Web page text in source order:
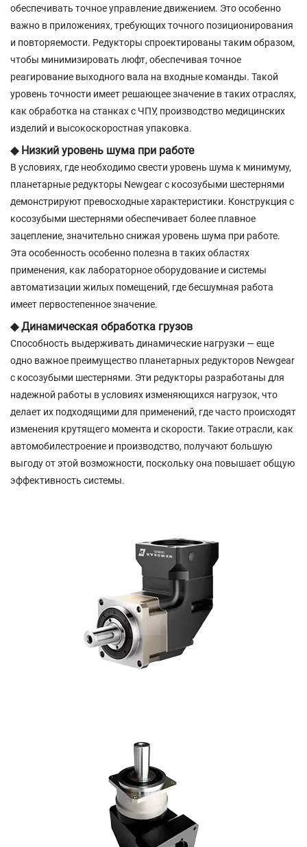
обеспечивать точное управление движением. Это особенно
важно в приложениях, требующих точного позиционирования
и повторяемости. Редукторы спроектированы таким образом,
чтобы минимизировать люфт, обеспечивая точное
реагирование выходного вала на входные команды. Такой
уровень точности имеет решающее значение в таких отраслях,
как обработка на станках с ЧПУ, производство медицинских
изделий и высокоскоростная упаковка.
◆ Низкий уровень шума при работе
В условиях, где необходимо свести уровень шума к минимуму,
планетарные редукторы Newgear с косозубыми шестернями
демонстрируют превосходные характеристики. Конструкция с
косозубыми шестернями обеспечивает более плавное
зацепление, значительно снижая уровень шума при работе.
Эта особенность особенно полезна в таких областях
применения, как лабораторное оборудование и системы
автоматизации жилых помещений, где бесшумная работа
имеет первостепенное значение.
◆ Динамическая обработка грузов
Способность выдерживать динамические нагрузки — еще
одно важное преимущество планетарных редукторов Newgear
с косозубыми шестернями. Эти редукторы разработаны для
надежной работы в условиях изменяющихся нагрузок, что
делает их подходящими для применений, где часто происходят
изменения крутящего момента и скорости. Такие отрасли, как
автомобилестроение и производство, получают большую
выгоду от этой возможности, поскольку она повышает общую
эффективность системы.